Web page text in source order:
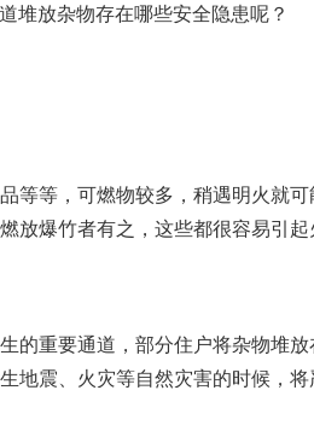
堆放杂物存在哪些安全隐患呢？
等等，可燃物较多，稍遇明火就
放爆竹者有之，这些都很容易引起
的重要通道，部分住户将杂物堆
地震、火灾等自然灾害的时候，将